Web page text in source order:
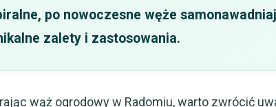
po nowoczesne węże
zalety i zastosowania.
wąż ogrodowy w Radomiu, warto zwrócić